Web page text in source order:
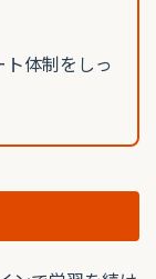
体制をしっ